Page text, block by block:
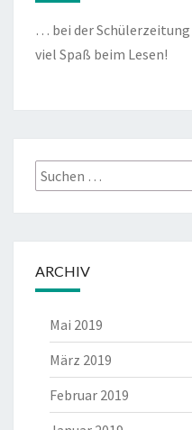
… bei der Schülerzeitung
viel Spaß beim Lesen!
Suche
nach:
ARCHIV
Mai 2019
März 2019
Februar 2019